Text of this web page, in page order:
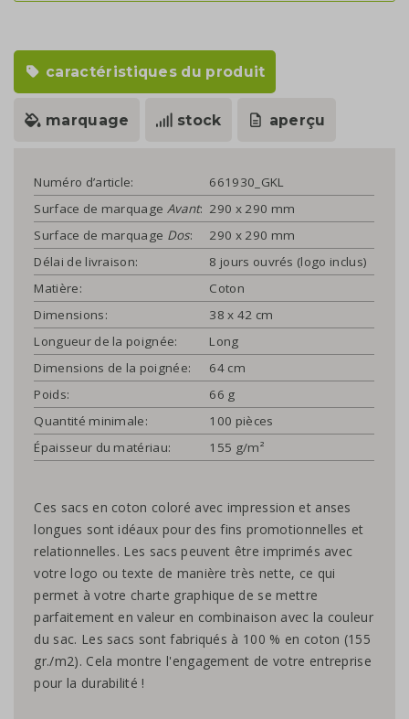
caractéristiques du produit
marquage stock aperçu
Numéro d’article:
661930_GKL
Surface de marquage Avant: 290 x 290 mm
Surface de marquage Dos:
290 x 290 mm
Délai de livraison:
8 jours ouvrés (logo inclus)
Matière:
Coton
Dimensions:
38 x 42 cm
Longueur de la poignée:
Long
Dimensions de la poignée:
64 cm
Poids:
66 g
Quantité minimale:
100 pièces
Épaisseur du matériau:
155 g/m²
Ces sacs en coton coloré avec impression et anses
longues sont idéaux pour des fins promotionnelles et
relationnelles. Les sacs peuvent être imprimés avec
votre logo ou texte de manière très nette, ce qui
permet à votre charte graphique de se mettre
parfaitement en valeur en combinaison avec la couleur
du sac. Les sacs sont fabriqués à 100 % en coton (155
gr./m2). Cela montre l'engagement de votre entreprise
pour la durabilité !